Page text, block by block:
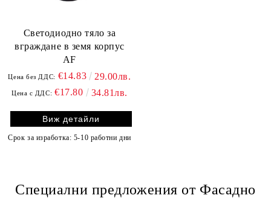
Светодиодно тяло за
вграждане в земя корпус
АF
Цена без ДДС: €14.83 29.00лв.
Цена с ДДС: €17.80 34.81лв.
Виж детайли
Срок за изработка: 5-10 работни дни
Специални предложения от Фасадно